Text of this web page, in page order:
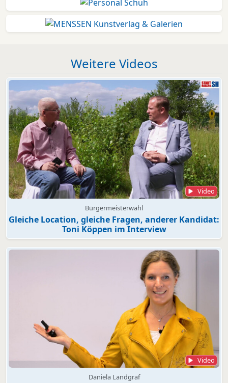
Weitere Videos
Video
Bürgermeisterwahl
Gleiche Location, gleiche Fragen, anderer Kandidat:
Toni Köppen im Interview
Video
Daniela Landgraf